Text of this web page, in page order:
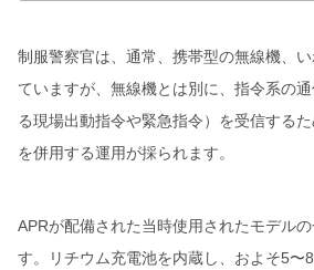
制服警察官は、通常、携帯型の無線機、
ていますが、無線機とは別に、指令系の
る現場出動指令や緊急指令）を受信する
を併用する運用が採られます。
APRが配備された当時使用されたモデル
す。リチウム充電池を内蔵し、およそ5〜